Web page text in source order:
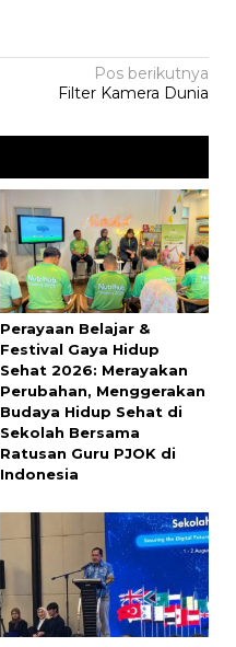
Pos berikutnya
Filter Kamera Dunia
Perayaan Belajar &
Festival Gaya Hidup
Sehat 2026: Merayakan
Perubahan, Menggerakan
Budaya Hidup Sehat di
Sekolah Bersama
Ratusan Guru PJOK di
Indonesia